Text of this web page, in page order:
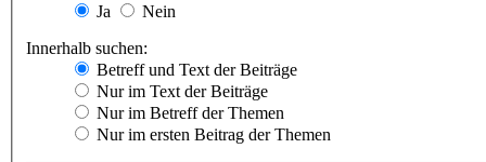
Ja
Nein
Innerhalb suchen:
Betreff und Text der Beiträge
Nur im Text der Beiträge
Nur im Betreff der Themen
Nur im ersten Beitrag der Themen